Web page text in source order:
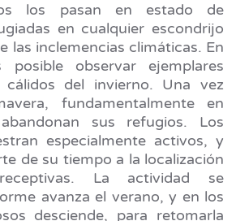
los pasan en estado de
en cualquier escondrijo
las inclemencias climáticas. En
posible observar ejemplares
del invierno. Una vez
fundamentalmente en
sus refugios. Los
especialmente activos, y
de su tiempo a la localización
La actividad se
avanza el verano, y en los
desciende, para retomarla